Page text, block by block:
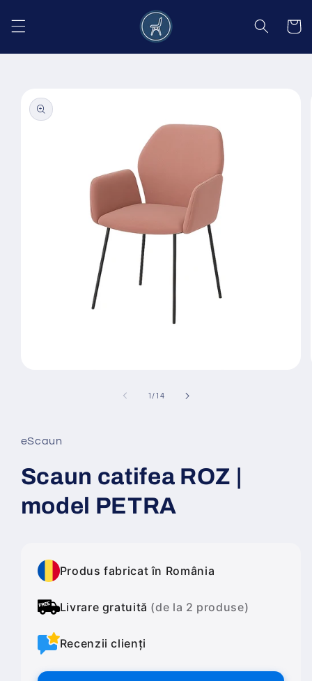
conținut
Coș
informațiile
despre
produs
fereastră
modală
1 /din
14
eScaun
Scaun catifea ROZ |
model PETRA
Produs fabricat în România
Livrare gratuită (de la 2 produse)
Recenzii clienți